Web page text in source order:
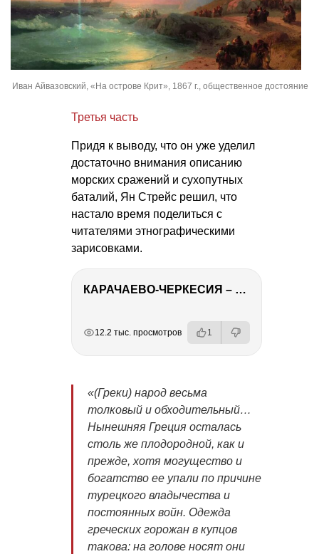
Иван Айвазовский, «На острове Крит», 1867 г., общественное достояние
Третья часть
Придя к выводу, что он уже уделил
достаточно внимания описанию
морских сражений и сухопутных
баталий, Ян Стрейс решил, что
настало время поделиться с
читателями этнографическими
зарисовками.
КАРАЧАЕВО-ЧЕРКЕСИЯ – ПУТЕШЕСТВИЕ НА КАВКАЗ часть 2
12.2 тыс. просмотров 1
«(Греки) народ весьма
толковый и обходительный…
Нынешняя Греция осталась
столь же плодородной, как и
прежде, хотя могущество и
богатство ее упали по причине
турецкого владычества и
постоянных войн. Одежда
греческих горожан в купцов
такова: на голове носят они